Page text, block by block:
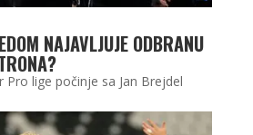
NAJAVLJUJE ODBRANU
Pro lige počinje sa Jan Brejdel